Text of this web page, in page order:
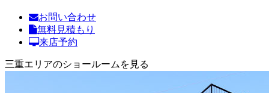
お問い合わせ
無料見積もり
来店予約
三重エリアのショールームを見る